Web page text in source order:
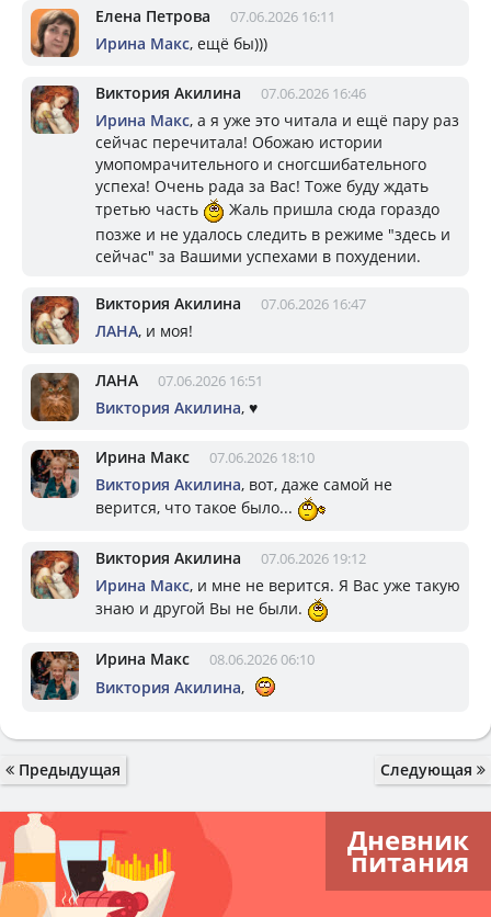
Елена Петрова 07.06.2026 16:11
Ирина Макс, ещё бы)))
Виктория Акилина 07.06.2026 16:46
Ирина Макс, а я уже это читала и ещё пару раз
сейчас перечитала! Обожаю истории
умопомрачительного и сногсшибательного
успеха! Очень рада за Вас! Тоже буду ждать
третью часть
Жаль пришла сюда гораздо
позже и не удалось следить в режиме "здесь и
сейчас" за Вашими успехами в похудении.
Виктория Акилина 07.06.2026 16:47
ЛАНА, и моя!
ЛАНА 07.06.2026 16:51
Виктория Акилина, ♥️
Ирина Макс 07.06.2026 18:10
Виктория Акилина, вот, даже самой не
верится, что такое было...
Виктория Акилина 07.06.2026 19:12
Ирина Макс, и мне не верится. Я Вас уже такую
знаю и другой Вы не были.
Ирина Макс 08.06.2026 06:10
Виктория Акилина,
Предыдущая Следующая
Дневник
питания